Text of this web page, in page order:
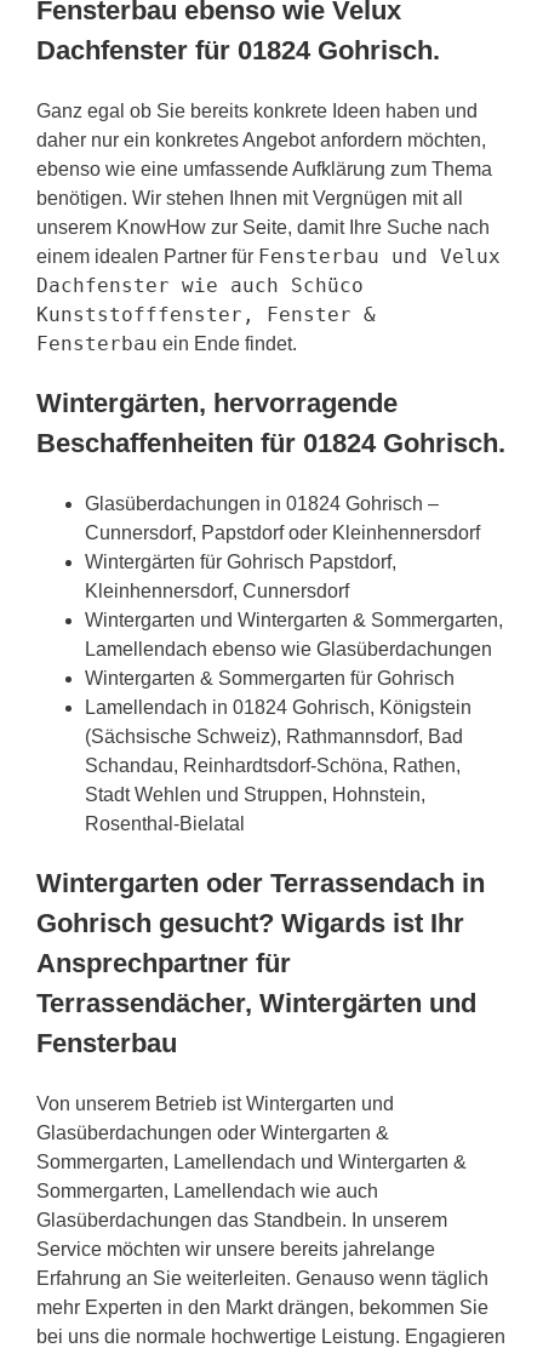
Fensterbau ebenso wie Velux
Dachfenster für 01824 Gohrisch.
Ganz egal ob Sie bereits konkrete Ideen haben und
daher nur ein konkretes Angebot anfordern möchten,
ebenso wie eine umfassende Aufklärung zum Thema
benötigen. Wir stehen Ihnen mit Vergnügen mit all
unserem KnowHow zur Seite, damit Ihre Suche nach
einem idealen Partner für Fensterbau und Velux
Dachfenster wie auch Schüco
Kunststofffenster, Fenster &
Fensterbau ein Ende findet.
Wintergärten, hervorragende
Beschaffenheiten für 01824 Gohrisch.
Glasüberdachungen in 01824 Gohrisch –
Cunnersdorf, Papstdorf oder Kleinhennersdorf
Wintergärten für Gohrisch Papstdorf,
Kleinhennersdorf, Cunnersdorf
Wintergarten und Wintergarten & Sommergarten,
Lamellendach ebenso wie Glasüberdachungen
Wintergarten & Sommergarten für Gohrisch
Lamellendach in 01824 Gohrisch, Königstein
(Sächsische Schweiz), Rathmannsdorf, Bad
Schandau, Reinhardtsdorf-Schöna, Rathen,
Stadt Wehlen und Struppen, Hohnstein,
Rosenthal-Bielatal
Wintergarten oder Terrassendach in
Gohrisch gesucht? Wigards ist Ihr
Ansprechpartner für
Terrassendächer, Wintergärten und
Fensterbau
Von unserem Betrieb ist Wintergarten und
Glasüberdachungen oder Wintergarten &
Sommergarten, Lamellendach und Wintergarten &
Sommergarten, Lamellendach wie auch
Glasüberdachungen das Standbein. In unserem
Service möchten wir unsere bereits jahrelange
Erfahrung an Sie weiterleiten. Genauso wenn täglich
mehr Experten in den Markt drängen, bekommen Sie
bei uns die normale hochwertige Leistung. Engagieren